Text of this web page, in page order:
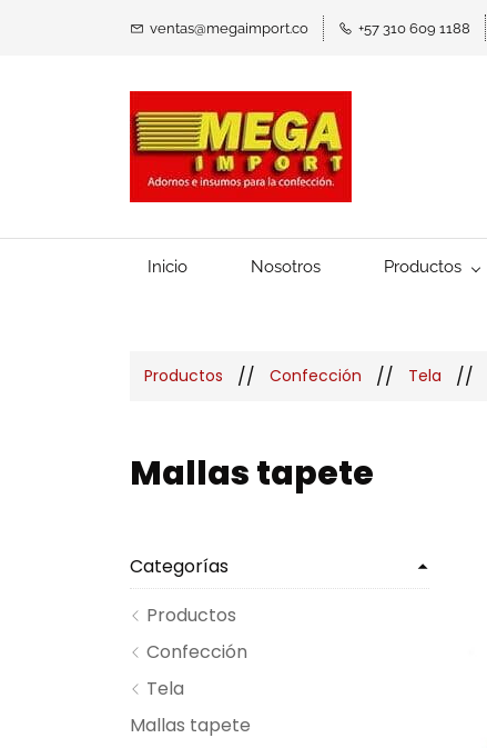
ventas@megaimport.co +57 310 609 1188
Inicio Nosotros Productos
Productos // Confección // Tela //
Mallas tapete
Categorías
Productos
Confección
Tela
Mallas tapete